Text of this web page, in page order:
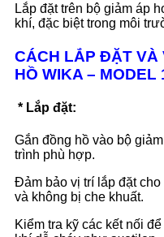
Lắp đặt trên bộ giảm áp
khí, đặc biệt trong môi
CÁCH LẮP ĐẶT VÀ
HỒ WIKA – MODEL
* Lắp đặt:
Gắn đồng hồ vào bộ
trình phù hợp.
Đảm bảo vị trí lắp đặt
và không bị che khuất.
Kiểm tra kỹ các kết nối